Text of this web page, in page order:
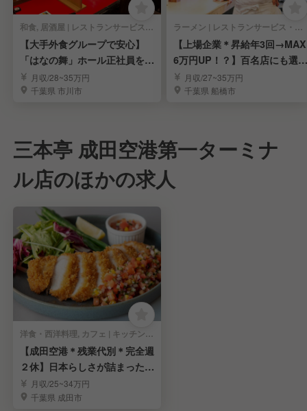
和食, 居酒屋 | レストランサービス・ホールスタッフ
【大手外食グループで安心】
「はなの舞」ホール正社員を募
集 月収/28~35万円
千葉県 市川市
ラーメン | レストランサービス・ホールスタッフ
【上場企業＊昇給年3回→MAX
6万円UP！？】百名店にも選ば
れたラーメン屋
月収/27~35万円
千葉県 船橋市
三本亭 成田空港第一ターミナ
ル店のほかの求人
洋食・西洋料理, カフェ | キッチンスタッフ
【成田空港＊残業代別＊完全週
２休】日本らしさが詰まった洋
食屋さんの調理担当
月収/25~34万円
千葉県 成田市